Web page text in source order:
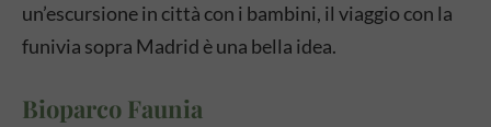
un’escursione in città con i bambini, il viaggio con la
funivia sopra Madrid è una bella idea.
Bioparco Faunia